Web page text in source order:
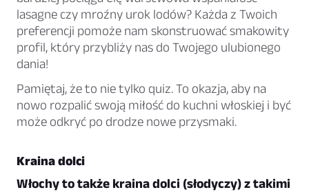
lasagne czy mroźny urok lodów? Każda z Twoich
preferencji pomoże nam skonstruować smakowity
profil, który przybliży nas do Twojego ulubionego
dania!
Pamiętaj, że to nie tylko quiz. To okazja, aby na
nowo rozpalić swoją miłość do kuchni włoskiej i być
może odkryć po drodze nowe przysmaki.
Kraina dolci
Włochy to także kraina dolci (słodyczy) z takimi